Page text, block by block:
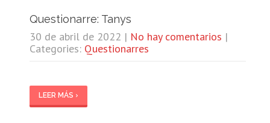
Questionarre: Tanys
30 de abril de 2022 | No hay comentarios |
Categories: Questionarres
LEER MÁS ›